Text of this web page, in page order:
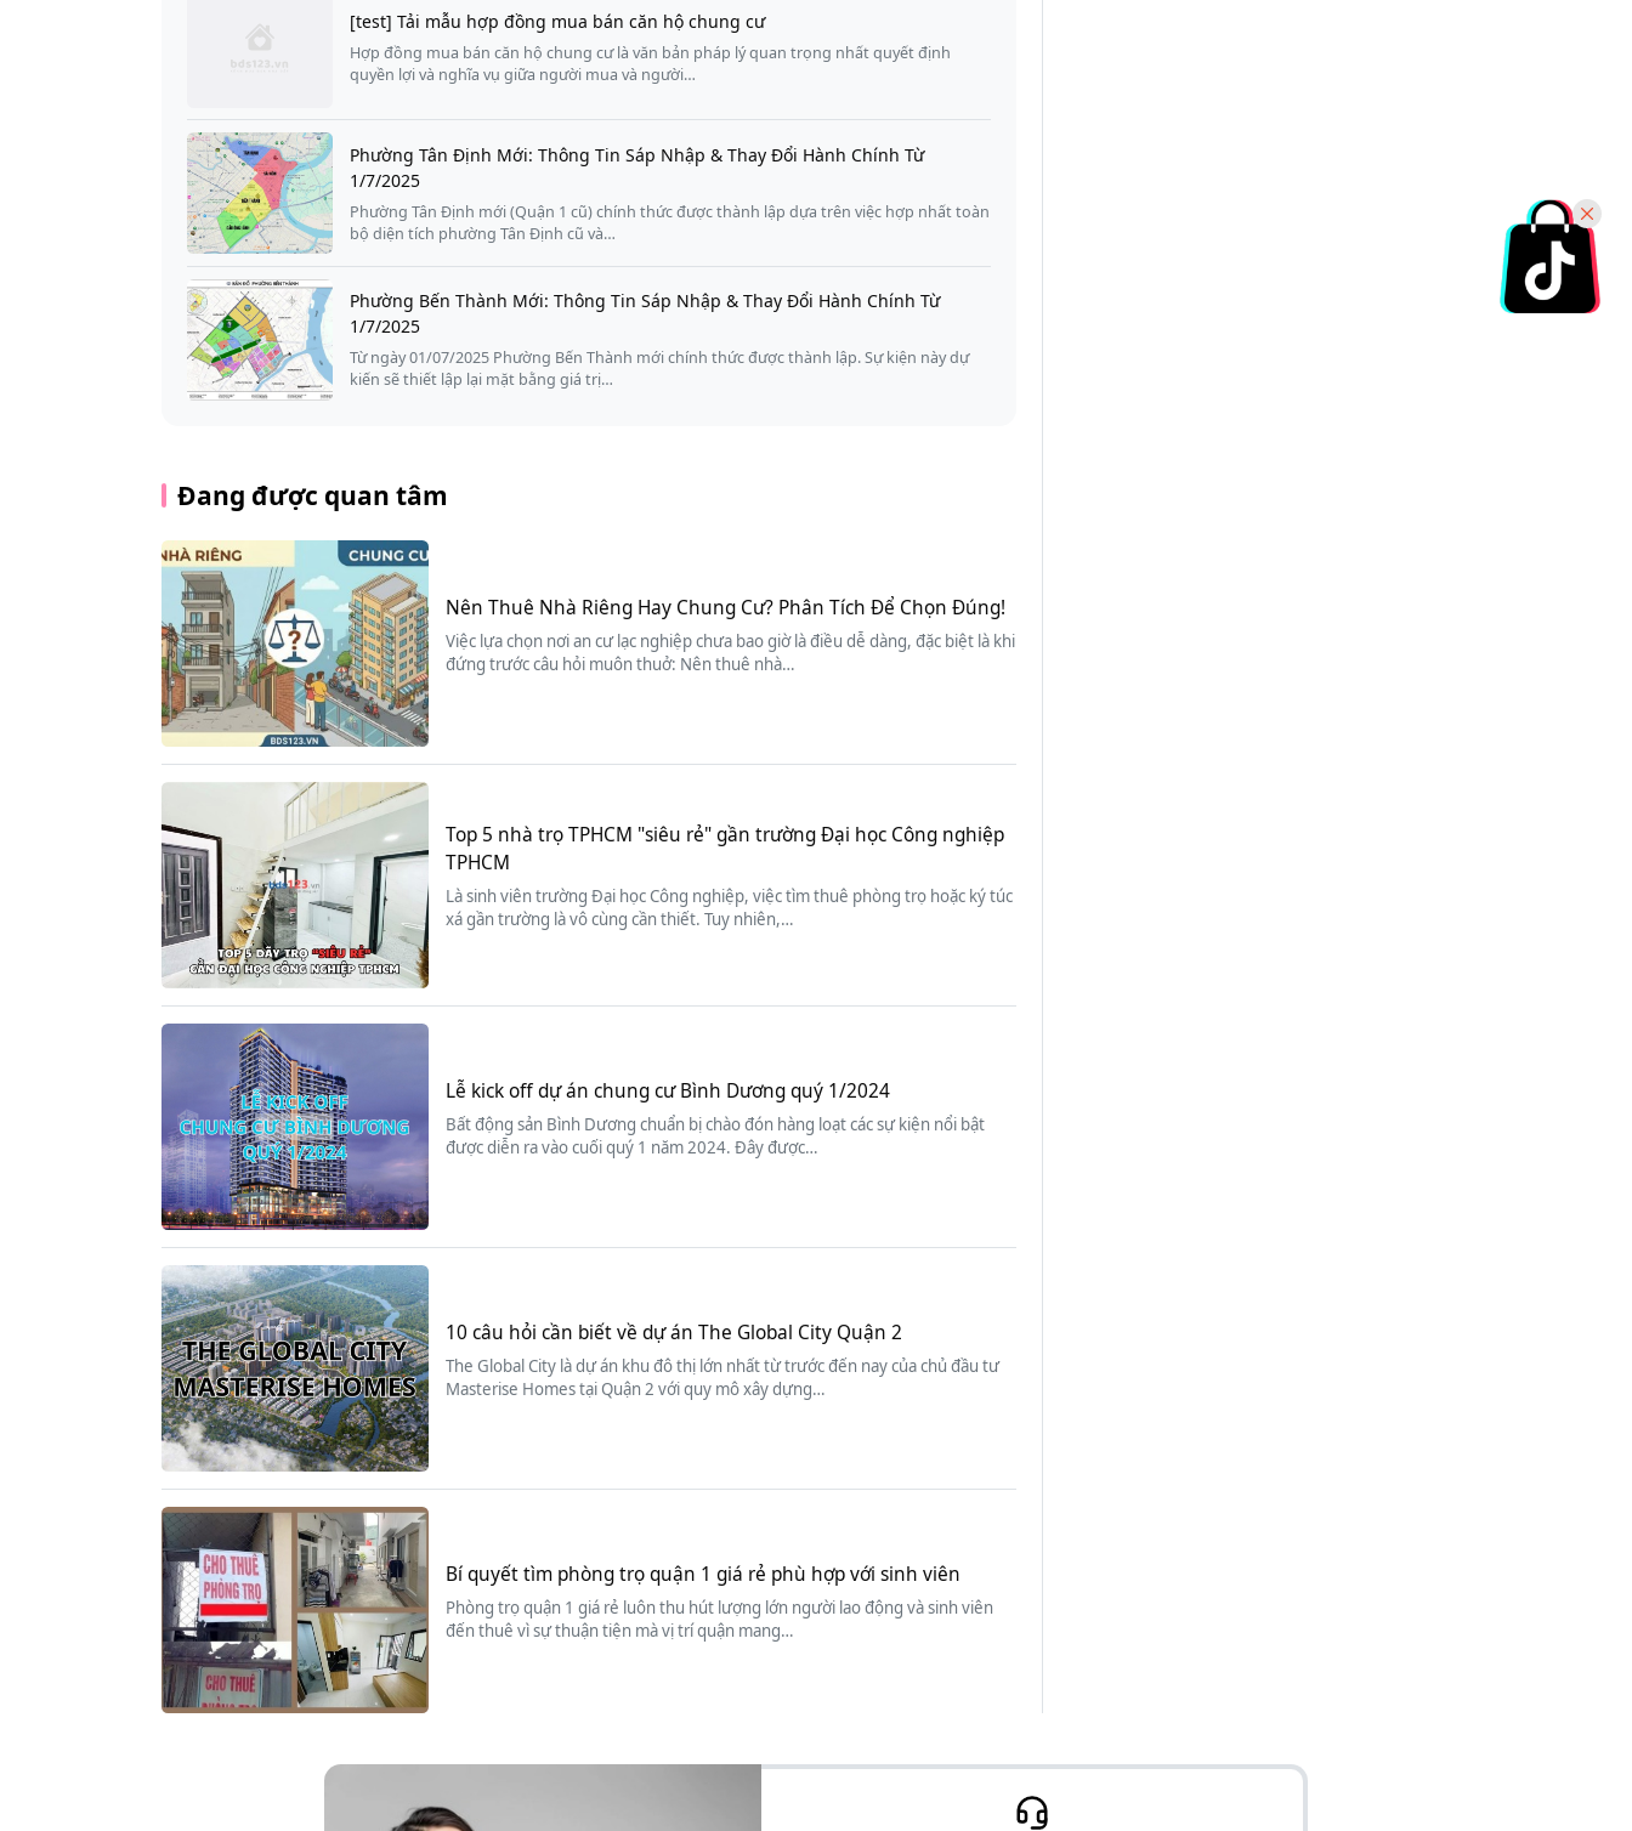
[test] Tải mẫu hợp đồng mua bán căn hộ chung cư
Hợp đồng mua bán căn hộ chung cư là văn bản pháp lý quan trọng nhất quyết định
quyền lợi và nghĩa vụ giữa người mua và người…
Phường Tân Định Mới: Thông Tin Sáp Nhập & Thay Đổi Hành Chính Từ
1/7/2025
Phường Tân Định mới (Quận 1 cũ) chính thức được thành lập dựa trên việc hợp nhất toàn
bộ diện tích phường Tân Định cũ và…
Phường Bến Thành Mới: Thông Tin Sáp Nhập & Thay Đổi Hành Chính Từ
1/7/2025
Từ ngày 01/07/2025 Phường Bến Thành mới chính thức được thành lập. Sự kiện này dự
kiến sẽ thiết lập lại mặt bằng giá trị…
Đang được quan tâm
Nên Thuê Nhà Riêng Hay Chung Cư? Phân Tích Để Chọn Đúng!
Việc lựa chọn nơi an cư lạc nghiệp chưa bao giờ là điều dễ dàng, đặc biệt là khi
đứng trước câu hỏi muôn thuở: Nên thuê nhà…
Top 5 nhà trọ TPHCM "siêu rẻ" gần trường Đại học Công nghiệp
TPHCM
Là sinh viên trường Đại học Công nghiệp, việc tìm thuê phòng trọ hoặc ký túc
xá gần trường là vô cùng cần thiết. Tuy nhiên,…
Lễ kick off dự án chung cư Bình Dương quý 1/2024
Bất động sản Bình Dương chuẩn bị chào đón hàng loạt các sự kiện nổi bật
được diễn ra vào cuối quý 1 năm 2024. Đây được…
10 câu hỏi cần biết về dự án The Global City Quận 2
The Global City là dự án khu đô thị lớn nhất từ trước đến nay của chủ đầu tư
Masterise Homes tại Quận 2 với quy mô xây dựng…
Bí quyết tìm phòng trọ quận 1 giá rẻ phù hợp với sinh viên
Phòng trọ quận 1 giá rẻ luôn thu hút lượng lớn người lao động và sinh viên
đến thuê vì sự thuận tiện mà vị trí quận mang…